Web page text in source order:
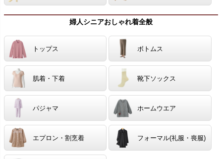
婦人シニアおしゃれ着全般
トップス ボトムス
肌着・下着 靴下ソックス
パジャマ ホームウエア
エプロン・割烹着 フォーマル(礼服・喪服)